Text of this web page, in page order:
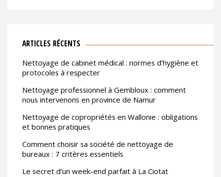
ARTICLES RÉCENTS
Nettoyage de cabinet médical : normes d’hygiène et
protocoles à respecter
Nettoyage professionnel à Gembloux : comment
nous intervenons en province de Namur
Nettoyage de copropriétés en Wallonie : obligations
et bonnes pratiques
Comment choisir sa société de nettoyage de
bureaux : 7 critères essentiels
Le secret d’un week-end parfait à La Ciotat